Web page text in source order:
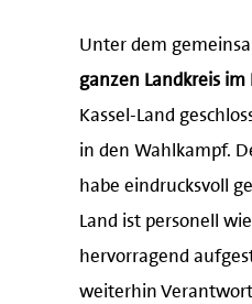
Unter dem
ganzen Landkreis im
Kassel-Land
in den Wahlkampf.
habe eindrucksvoll
Land ist personell
hervorragend
weiterhin